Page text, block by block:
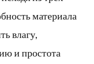
материала
влагу,
и простота